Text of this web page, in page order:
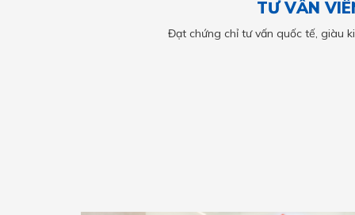
TƯ VẤN
Đạt chứng chỉ tư vấn quốc tế, giàu